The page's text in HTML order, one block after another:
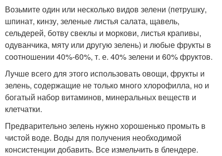
Возьмите один или несколько видов зелени (петрушку,
шпинат, кинзу, зеленые листья салата, щавель,
сельдерей, ботву свеклы и моркови, листья крапивы,
одуванчика, мяту или другую зелень) и любые фрукты в
соотношении 40%-60%, т. е. 40% зелени и 60% фруктов.
Лучше всего для этого использовать овощи, фрукты и
зелень, содержащие не только много хлорофилла, но и
богатый набор витаминов, минеральных веществ и
клетчатки.
Предварительно зелень нужно хорошенько промыть в
чистой воде. Воды для получения необходимой
консистенции добавить. Все измельчить в блендере.